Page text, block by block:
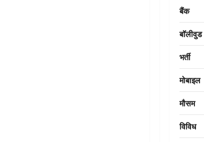
बैंक
बॉलीवुड
भर्ती
मोबाइल
मौसम
विविध